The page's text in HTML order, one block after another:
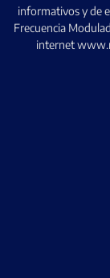
informativos y de
Frecuencia
internet